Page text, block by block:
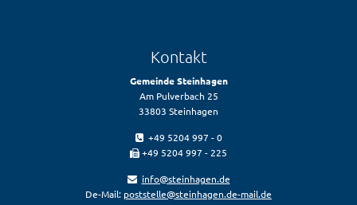
Kontakt
Gemeinde Steinhagen
Am Pulverbach 25
33803 Steinhagen
+49 5204 997 - 0
+49 5204 997 - 225
info@steinhagen.de
De-Mail: poststelle@steinhagen.de-mail.de